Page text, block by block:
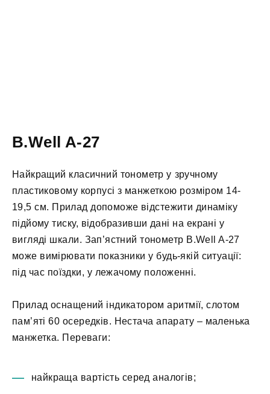
B.Well A-27
Найкращий класичний тонометр у зручному
пластиковому корпусі з манжеткою розміром 14-
19,5 см. Прилад допоможе відстежити динаміку
підйому тиску, відобразивши дані на екрані у
вигляді шкали. Зап’ястний тонометр B.Well A-27
може вимірювати показники у будь-якій ситуації:
під час поїздки, у лежачому положенні.
Прилад оснащений індикатором аритмії, слотом
пам’яті 60 осередків. Нестача апарату – маленька
манжетка. Переваги:
найкраща вартість серед аналогів;